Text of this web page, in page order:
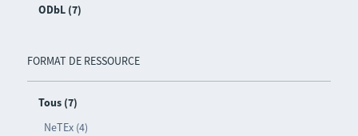
ODbL (7)
FORMAT DE RESSOURCE
Tous (7)
NeTEx (4)